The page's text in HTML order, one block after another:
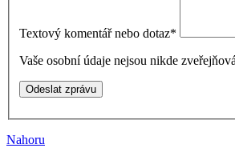
Textový komentář nebo dotaz*
Vaše osobní údaje nejsou nikde
Nahoru